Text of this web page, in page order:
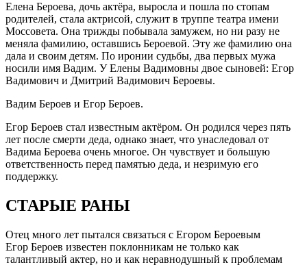
Елена Бероева, дочь актёра, выросла и пошла по стопам
родителей, стала актрисой, служит в труппе театра имени
Моссовета. Она трижды побывала замужем, но ни разу не
меняла фамилию, оставшись Бероевой. Эту же фамилию она
дала и своим детям. По иронии судьбы, два первых мужа
носили имя Вадим. У Елены Вадимовны двое сыновей: Егор
Вадимович и Дмитрий Вадимович Бероевы.
Вадим Бероев и Егор Бероев.
Егор Бероев стал известным актёром. Он родился через пять
лет после смерти деда, однако знает, что унаследовал от
Вадима Бероева очень многое. Он чувствует и большую
ответственность перед памятью деда, и незримую его
поддержку.
СТАРЫЕ РАНЫ
Отец много лет пытался связаться с Егором Бероевым
Егор Бероев известен поклонникам не только как
талантливый актер, но и как неравнодушный к проблемам